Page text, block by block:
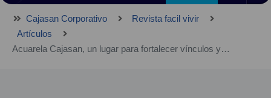
Cajasan Corporativo
Revista facil vivir
Artículos
Acuarela Cajasan, un lugar para fortalecer vínculos y vivir emociones positivas